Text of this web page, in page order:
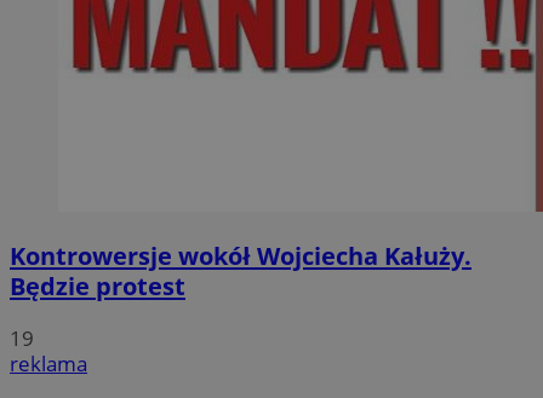
Kontrowersje wokół Wojciecha Kałuży.
Będzie protest
19
reklama